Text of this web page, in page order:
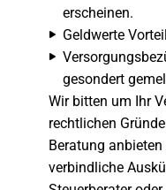
erscheinen.
Geldwerte
gesondert
Wir bitten um Ihr
rechtlichen
Beratung
verbindliche